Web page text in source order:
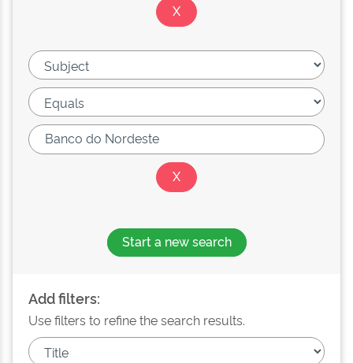
Start a new search
Add filters:
Use filters to refine the search results.